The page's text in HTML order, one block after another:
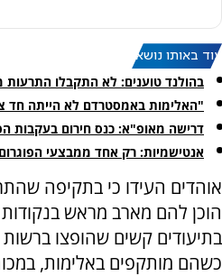
עוד באותו נושא:
בהולנד טוענים: לא התקבלו התרעות
"האלימות באמסטרדם לא הייתה חד
דרישה מאופ"א: כנס חירום בעקבות
אנטישמיות: רק אחד ממבצעי
אוהדים העידו כי בתקיפה
הוכן להם מארב מראש בנקודות
בתיעודים קשים שהופצו
כשהם מותקפים באלימות,